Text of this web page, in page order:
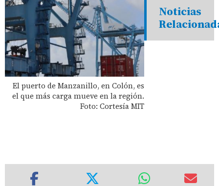
El puerto de Manzanillo, en Colón, es
el que más carga mueve en la región.
Foto: Cortesía MIT
Noticias